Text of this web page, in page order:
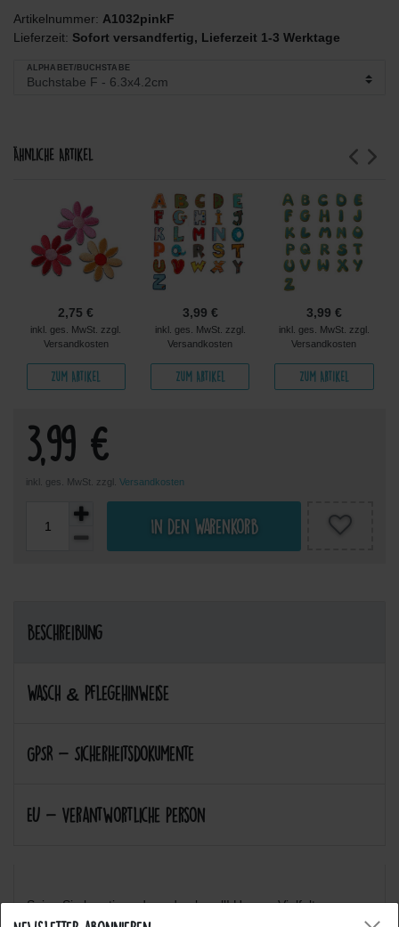
Artikelnummer: A1032pinkF
Lieferzeit: Sofort versandfertig, Lieferzeit 1-3 Werktage
ALPHABET/BUCHSTABE
Ähnliche Artikel
2,75 €
inkl. ges. MwSt. zzgl.
Versandkosten
Zum Artikel
3,99 €
inkl. ges. MwSt. zzgl.
Versandkosten
Zum Artikel
3,99 €
inkl. ges. MwSt. zzgl.
Versandkosten
Zum Artikel
3,99 €
inkl. ges. MwSt. zzgl. Versandkosten
In den Warenkorb
Beschreibung
Wasch & Pflegehinweise
GPSR - Sicherheitsdokumente
EU - Verantwortliche Person
Seien Sie kreativ und ausdrucksvoll! Unsere Vielfalt an
verschiedenen Motiven werden Sie inspirieren! :-)